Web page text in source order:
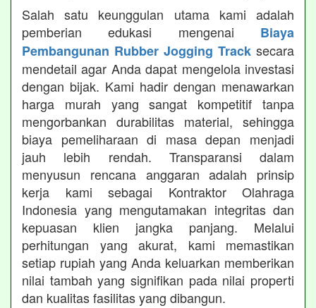
Salah satu keunggulan utama kami adalah
pemberian edukasi mengenai Biaya
Pembangunan Rubber Jogging Track secara
mendetail agar Anda dapat mengelola investasi
dengan bijak. Kami hadir dengan menawarkan
harga murah yang sangat kompetitif tanpa
mengorbankan durabilitas material, sehingga
biaya pemeliharaan di masa depan menjadi
jauh lebih rendah. Transparansi dalam
menyusun rencana anggaran adalah prinsip
kerja kami sebagai Kontraktor Olahraga
Indonesia yang mengutamakan integritas dan
kepuasan klien jangka panjang. Melalui
perhitungan yang akurat, kami memastikan
setiap rupiah yang Anda keluarkan memberikan
nilai tambah yang signifikan pada nilai properti
dan kualitas fasilitas yang dibangun.